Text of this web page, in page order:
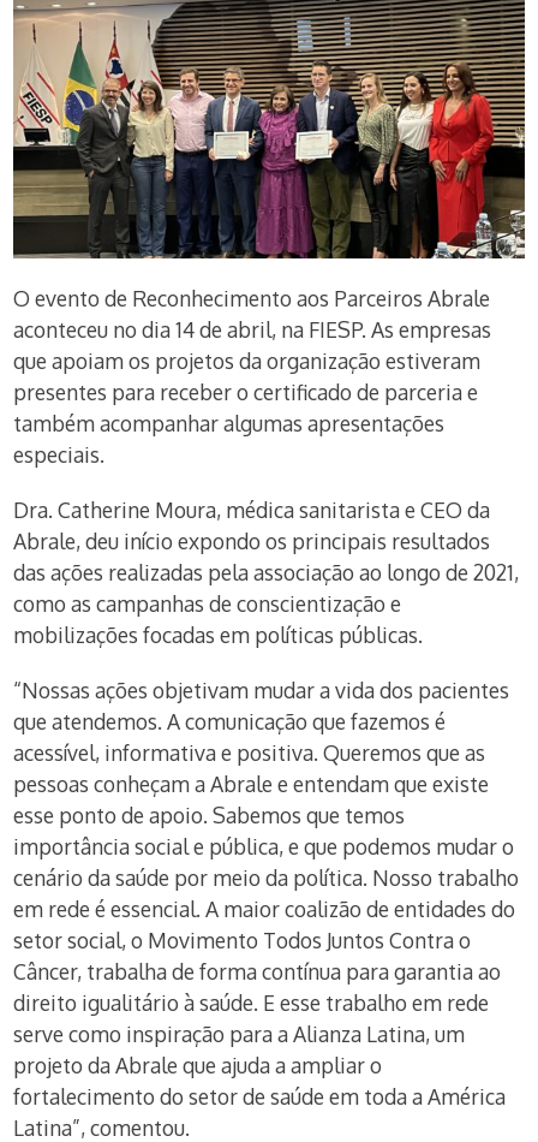
O evento de Reconhecimento aos Parceiros Abrale
aconteceu no dia 14 de abril, na FIESP. As empresas
que apoiam os projetos da organização estiveram
presentes para receber o certificado de parceria e
também acompanhar algumas apresentações
especiais.
Dra. Catherine Moura, médica sanitarista e CEO da
Abrale, deu início expondo os principais resultados
das ações realizadas pela associação ao longo de 2021,
como as campanhas de conscientização e
mobilizações focadas em políticas públicas.
“Nossas ações objetivam mudar a vida dos pacientes
que atendemos. A comunicação que fazemos é
acessível, informativa e positiva. Queremos que as
pessoas conheçam a Abrale e entendam que existe
esse ponto de apoio. Sabemos que temos
importância social e pública, e que podemos mudar o
cenário da saúde por meio da política. Nosso trabalho
em rede é essencial. A maior coalizão de entidades do
setor social, o Movimento Todos Juntos Contra o
Câncer, trabalha de forma contínua para garantia ao
direito igualitário à saúde. E esse trabalho em rede
serve como inspiração para a Alianza Latina, um
projeto da Abrale que ajuda a ampliar o
fortalecimento do setor de saúde em toda a América
Latina”, comentou.